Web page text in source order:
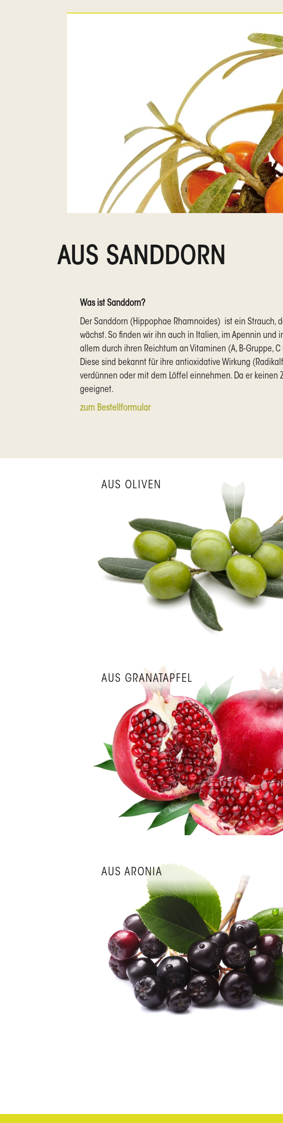
AUS SANDDORN
Was ist Sanddorn?
Der Sanddorn (Hippophae Rhamnoides) ist ein Strauch,
wächst. So finden wir ihn auch in Italien, im Apennin und
allem durch ihren Reichtum an Vitaminen (A, B-Gruppe,
Diese sind bekannt für ihre antioxidative Wirkung
verdünnen oder mit dem Löffel einnehmen. Da er
geeignet.
zum Bestellformular
AUS OLIVEN
AUS GRANATAPFEL
AUS ARONIA